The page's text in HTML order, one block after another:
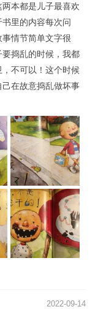
本都是儿子最喜欢
里的内容每次问
情节简单文字很
捣乱的时候，我都
不可以！这个时候
在故意捣乱做坏事
2022-09-14